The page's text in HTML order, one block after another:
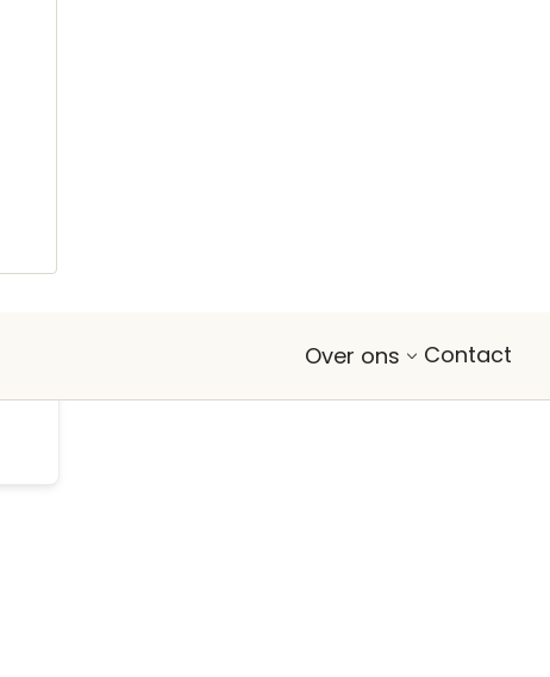
Over ons Contact